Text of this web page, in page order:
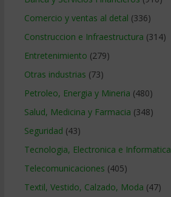
Comercio y ventas al detal (336)
Construccion e Infraestructura (314)
Entretenimiento (279)
Otras industrias (73)
Petroleo, Energia y Mineria (480)
Salud, Medicina y Farmacia (348)
Seguridad (43)
Tecnologia, Electronica e Informatica
Telecomunicaciones (405)
Textil, Vestido, Calzado, Moda (47)